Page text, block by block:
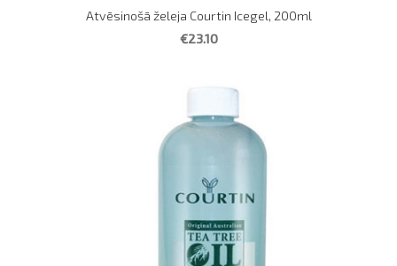
Atvēsinošā želeja Courtin Icegel, 200ml
€23.10